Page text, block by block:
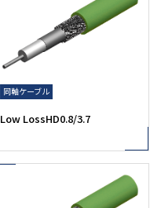
同軸ケーブル
Low LossHD0.8/3.7